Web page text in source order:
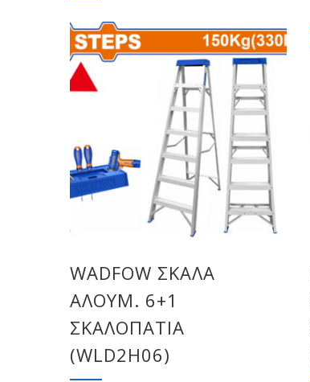
WADFOW ΣΚΑΛΑ
ΑΛΟΥΜ. 6+1
ΣΚΑΛΟΠΑΤΙΑ
(WLD2H06)